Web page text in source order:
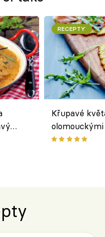
RECEPTY
Křupavé
bezlepkový